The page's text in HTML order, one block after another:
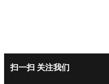
扫一扫 关注我们